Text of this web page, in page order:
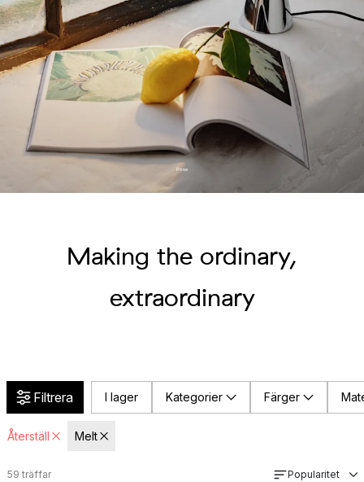
Pose
Making the ordinary,
extraordinary
Filtrera I lager Kategorier Färger
Återställ Melt
59 träffar Popularitet